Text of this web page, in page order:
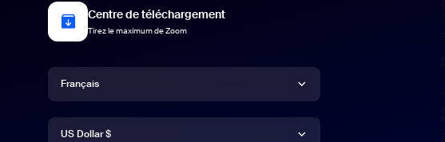
Centre de téléchargement
Tirez le maximum de Zoom
Langue
Français
Deutsch
Devise
US Dollar $